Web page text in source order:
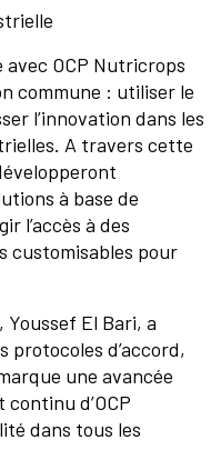
avec OCP Nutricrops
commune : utiliser le
l’innovation dans les
A travers cette
à base de
l’accès à des
customisables pour
Youssef El Bari, a
protocoles d’accord,
une avancée
d’OCP
dans tous les